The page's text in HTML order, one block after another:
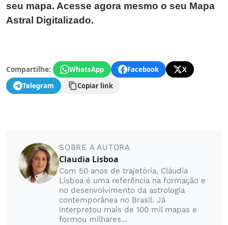
seu mapa. Acesse agora mesmo o seu Mapa
Astral Digitalizado.
Compartilhe: WhatsApp Facebook
X
Telegram
Copiar link
SOBRE A AUTORA
Claudia Lisboa
Com 50 anos de trajetória, Cláudia
Lisboa é uma referência na formação e
no desenvolvimento da astrologia
contemporânea no Brasil. Já
interpretou mais de 100 mil mapas e
formou milhares...